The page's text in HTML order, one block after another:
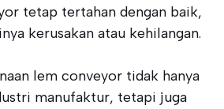
tetap tertahan dengan baik,
kerusakan atau kehilangan.
lem conveyor tidak hanya
manufaktur, tetapi juga